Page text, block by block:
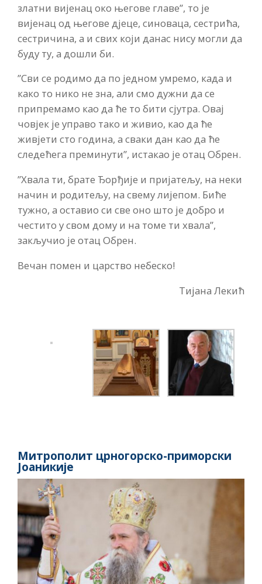
златни вијенац око његове главе”, то је
вијенац од његове дјеце, синоваца, сестрића,
сестричина, а и свих који данас нису могли да
буду ту, а дошли би.
”Сви се родимо да по једном умремо, када и
како то нико не зна, али смо дужни да се
припремамо као да ће то бити сјутра. Овај
човјек је управо тако и живио, као да ће
живјети сто година, а сваки дан као да ће
следећега преминути”, истакао је отац Обрен.
”Хвала ти, брате Ђорђије и пријатељу, на неки
начин и родитељу, на свему лијепом. Биће
тужно, а оставио си све оно што је добро и
честито у свом дому и на томе ти хвала”,
закључио је отац Обрен.
Вечан помен и царство небеско!
Тијана Лекић
Митрополит црногорско-приморски
Јоаникије